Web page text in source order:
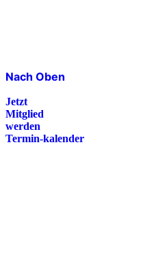
Nach Oben
Jetzt
Mitglied
werden
Termin-kalender